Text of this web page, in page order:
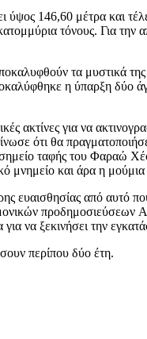
ύψος 146,60 μέτρα και
τόνους. Για
τα μυστικά
η ύπαρξη
ακτίνες για να
ότι θα
ταφής του Φαραώ
μνημείο και άρα η
ευαισθησίας από αυτό
να ξεκινήσει την
περίπου δύο έτη.